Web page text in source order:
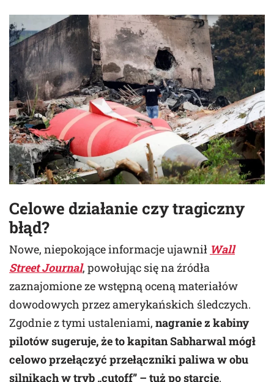
Celowe działanie czy tragiczny
błąd?
Nowe, niepokojące informacje ujawnił Wall
Street Journal, powołując się na źródła
zaznajomione ze wstępną oceną materiałów
dowodowych przez amerykańskich śledczych.
Zgodnie z tymi ustaleniami, nagranie z kabiny
pilotów sugeruje, że to kapitan Sabharwal mógł
celowo przełączyć przełączniki paliwa w obu
silnikach w tryb „cutoff” – tuż po starcie.